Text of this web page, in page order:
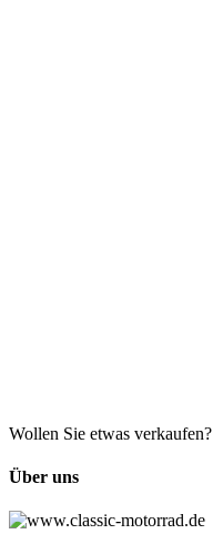
Wollen Sie etwas verkaufen?
Über uns